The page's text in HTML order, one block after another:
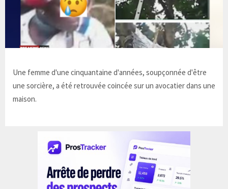
Une femme d'une cinquantaine d'années, soupçonnée d'être
une sorcière, a été retrouvée coincée sur un avocatier dans une
maison.